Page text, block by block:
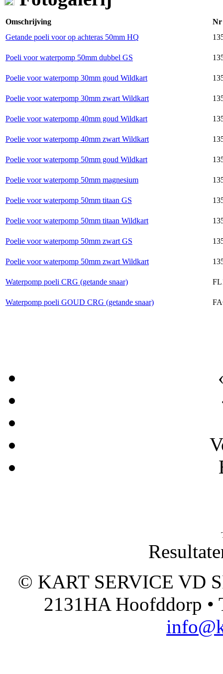
Omschrijving
Nr
Getande poeli voor op achteras 50mm HQ
Poeli voor waterpomp 50mm dubbel GS
Poelie voor waterpomp 30mm goud Wildkart
Poelie voor waterpomp 30mm zwart Wildkart
Poelie voor waterpomp 40mm goud Wildkart
Poelie voor waterpomp 40mm zwart Wildkart
Poelie voor waterpomp 50mm goud Wildkart
Poelie voor waterpomp 50mm magnesium
Poelie voor waterpomp 50mm titaan GS
Poelie voor waterpomp 50mm titaan Wildkart
Poelie voor waterpomp 50mm zwart GS
Poelie voor waterpomp 50mm zwart Wildkart
Waterpomp poeli CRG (getande snaar)
Waterpomp poeli GOUD CRG (getande snaar)
© KART SERVICE VD
2131HA Hoofddorp •